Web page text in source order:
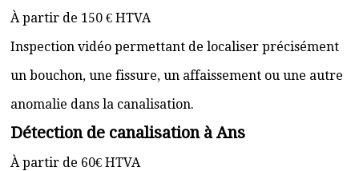
À partir de 150 € HTVA
Inspection vidéo permettant de localiser précisément
un bouchon, une fissure, un affaissement ou une autre
anomalie dans la canalisation.
Détection de canalisation à Ans
À partir de 60€ HTVA